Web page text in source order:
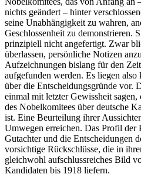
nichts geändert – hinter
seine Unabhängigkeit zu wahren,
Geschlossenheit zu demonstrieren.
prinzipiell nicht angefertigt. Zwar
überlassen, persönliche Notizen
Aufzeichnungen bislang für den
aufgefunden werden. Es liegen
über die Entscheidungsgründe vor.
einmal mit letzter Gewissheit
des Nobelkomitees über deutsche
ist. Eine Beurteilung ihrer
Umwegen erreichen. Das Profil der
Gutachter und die Entscheidungen
vorsichtige Rückschlüsse, die in
gleichwohl aufschlussreiches Bild
Kandidaten bis 1918 liefern.